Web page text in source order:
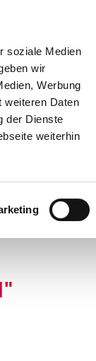
soziale Medien
wir
Werbung
weiteren Daten
der Dienste
weiterhin